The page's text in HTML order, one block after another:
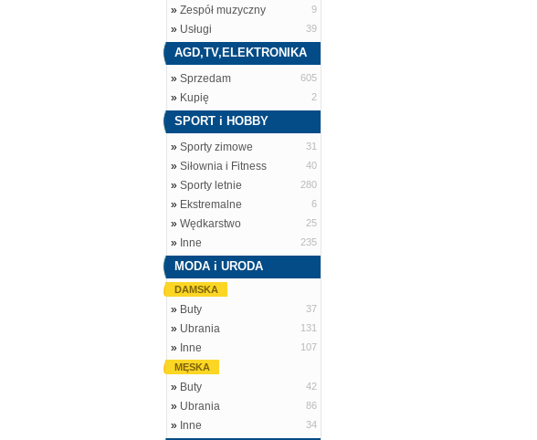
» Zespół muzyczny 9
» Usługi 39
AGD,TV,ELEKTRONIKA
» Sprzedam 605
» Kupię 2
SPORT i HOBBY
» Sporty zimowe 31
» Siłownia i Fitness 40
» Sporty letnie 280
» Ekstremalne 6
» Wędkarstwo 25
» Inne 235
MODA i URODA
DAMSKA
» Buty 37
» Ubrania 131
» Inne
107
MĘSKA
» Buty 42
» Ubrania 86
» Inne 34